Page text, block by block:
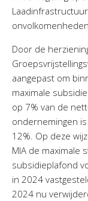
Door de
aangepast om
maximale
op 7% van de
ondernemingen
12%. Op deze
MIA de maximale
subsidieplafond
in 2024
2024 nu